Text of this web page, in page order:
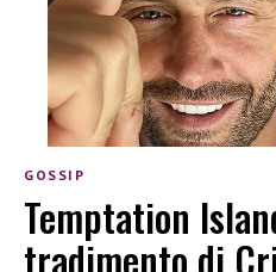
GOSSIP
Temptation
tradimento di